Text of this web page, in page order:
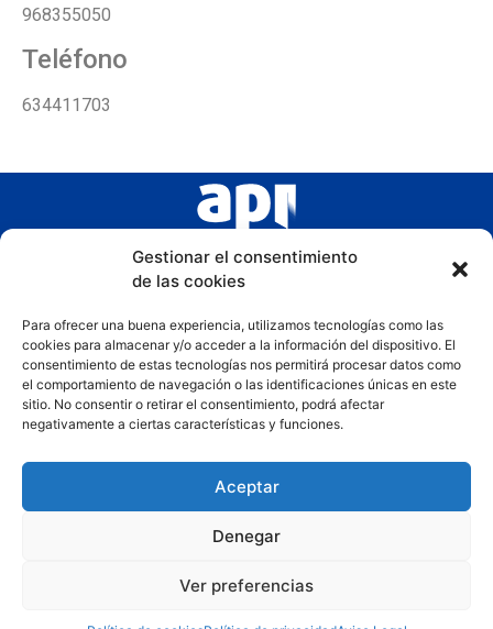
Gestionar el consentimiento
de las cookies
Para ofrecer una buena experiencia, utilizamos tecnologías como las
cookies para almacenar y/o acceder a la información del dispositivo. El
consentimiento de estas tecnologías nos permitirá procesar datos como
el comportamiento de navegación o las identificaciones únicas en este
sitio. No consentir o retirar el consentimiento, podrá afectar
negativamente a ciertas características y funciones.
Aceptar
Denegar
Ver preferencias
968355050
Teléfono
634411703
Copyright © 2025 – COAPI Murcia